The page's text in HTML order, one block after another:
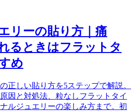
リーの貼り方｜痛
るときはフラットタ
め
正しい貼り方を5ステップで解説。
因と対処法、粒なしフラットタイ
ルジュエリーの楽しみ方まで。初